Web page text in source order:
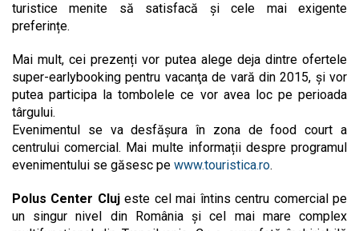
turistice menite să satisfacă și cele mai exigente
preferințe.
Mai mult, cei prezenți vor putea alege deja dintre ofertele
super-earlybooking pentru vacanţa de vară din 2015, și vor
putea participa la tombolele ce vor avea loc pe perioada
târgului.
Evenimentul se va desfășura în zona de food court a
centrului comercial. Mai multe informații despre programul
evenimentului se găsesc pe www.touristica.ro.
Polus Center Clujeste cel mai întins centru comercial pe
un singur nivel din România şi cel mai mare complex